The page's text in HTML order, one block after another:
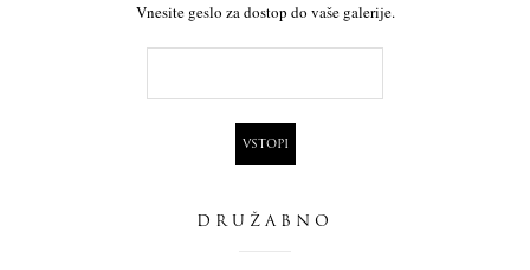
Vnesite geslo za dostop do vaše galerije.
DRUŽABNO